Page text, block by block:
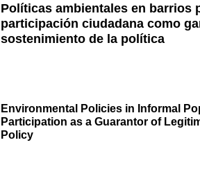
Políticas ambientales en barrios
participación ciudadana como
sostenimiento de la política
Environmental Policies in Informal
Participation as a Guarantor of
Policy